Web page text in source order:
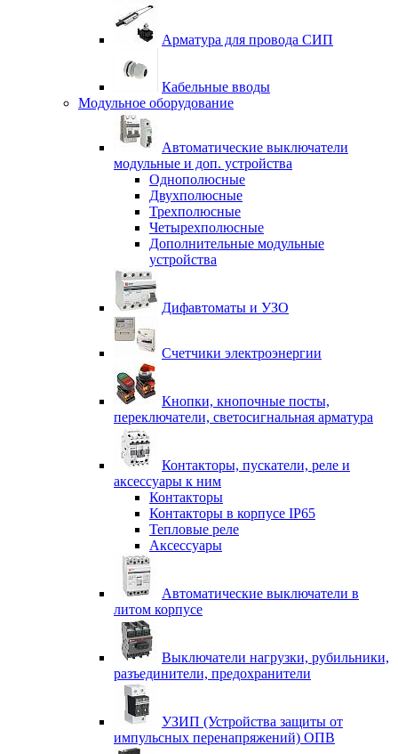
Арматура для провода СИП
Кабельные вводы
Модульное оборудование
Автоматические выключатели
модульные и доп. устройства
Однополюсные
Двухполюсные
Трехполюсные
Четырехполюсные
Дополнительные модульные
устройства
Дифавтоматы и УЗО
Счетчики электроэнергии
Кнопки, кнопочные посты,
переключатели, светосигнальная арматура
Контакторы, пускатели, реле и
аксессуары к ним
Контакторы
Контакторы в корпусе IP65
Тепловые реле
Аксессуары
Автоматические выключатели в
литом корпусе
Выключатели нагрузки, рубильники,
разъединители, предохранители
УЗИП (Устройства защиты от
импульсных перенапряжений) ОПВ